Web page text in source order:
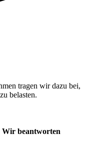
tragen wir dazu bei,
belasten.
Wir beantworten